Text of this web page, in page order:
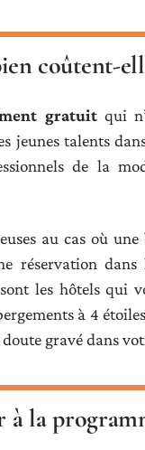
coûtent-
gratuitqui
jeunes talents
de la
au cas où
réservation
les hôtels qui
à 4
gravé dans
la